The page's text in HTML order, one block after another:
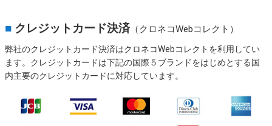
■ クレジットカード決済 （クロネコWebコレクト）
弊社のクレジットカード決済はクロネコWebコレクトを利用してい
ます。クレジットカードは下記の国際５ブランドをはじめとする国
内主要のクレジットカードに対応しています。